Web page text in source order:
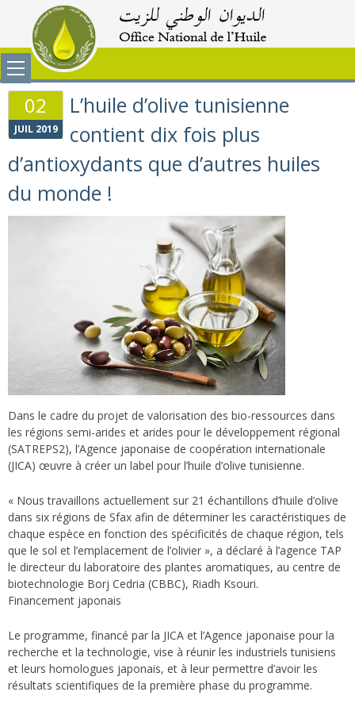
02
JUIL 2019
L’huile d’olive tunisienne
contient dix fois plus
d’antioxydants que d’autres huiles
du monde !
Dans le cadre du projet de valorisation des bio-ressources dans
les régions semi-arides et arides pour le développement régional
(SATREPS2), l’Agence japonaise de coopération internationale
(JICA) œuvre à créer un label pour l’huile d’olive tunisienne.
« Nous travaillons actuellement sur 21 échantillons d’huile d’olive
dans six régions de Sfax afin de déterminer les caractéristiques de
chaque espèce en fonction des spécificités de chaque région, tels
que le sol et l’emplacement de l’olivier », a déclaré à l’agence TAP
le directeur du laboratoire des plantes aromatiques, au centre de
biotechnologie Borj Cedria (CBBC), Riadh Ksouri.
Financement japonais
Le programme, financé par la JICA et l’Agence japonaise pour la
recherche et la technologie, vise à réunir les industriels tunisiens
et leurs homologues japonais, et à leur permettre d’avoir les
résultats scientifiques de la première phase du programme.